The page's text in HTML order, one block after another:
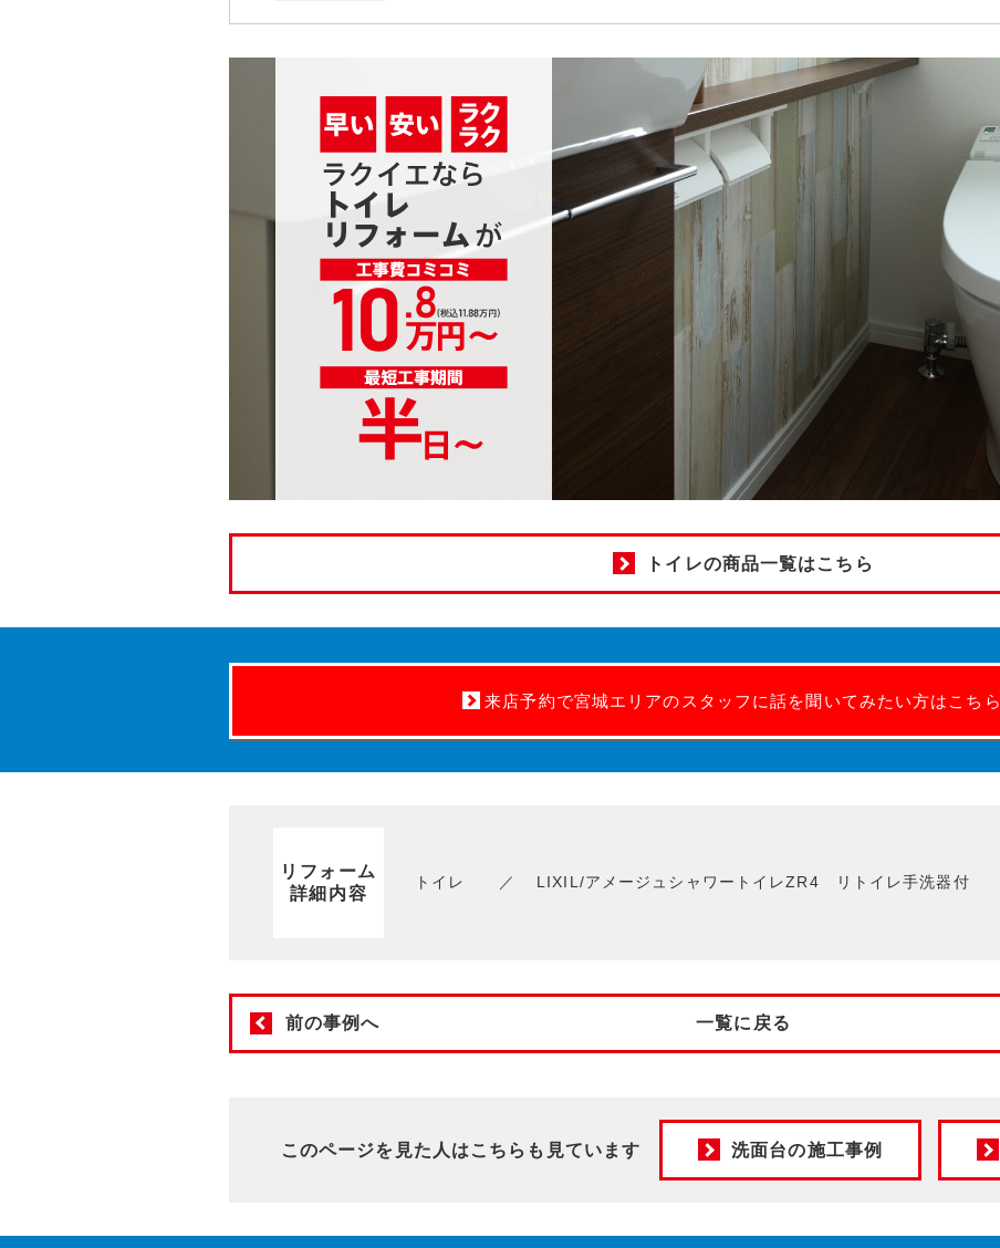
トイレの商品一覧はこちら
来店予約で宮城エリアのスタッフに話を聞いてみたい方はこちら
リフォーム
詳細内容
トイレ LIXIL/アメージュシャワートイレZR4 リトイレ手洗器付
前の事例へ 一覧に戻る
このページを見た人はこちらも見ています 洗面台の施工事例